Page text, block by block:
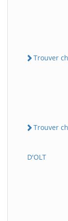
Trouver
Trouver
D'OLT